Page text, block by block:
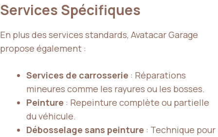
Services Spécifiques
En plus des services standards, Avatacar Garage
propose également :
Services de carrosserie : Réparations
mineures comme les rayures ou les bosses.
Peinture : Repeinture complète ou partielle
du véhicule.
Débosselage sans peinture : Technique pour